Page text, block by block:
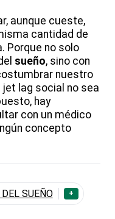
aunque cueste,
cantidad de
Porque no solo
sueño, sino con
nuestro
jet lag social no sea
hay
con un médico
concepto
SUEÑO +